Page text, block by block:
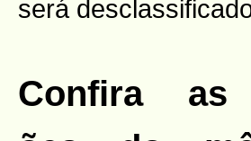
será
Confira as